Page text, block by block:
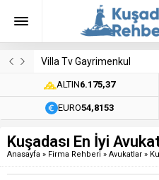
Villa Tv Gayrimenkul
ALTIN6.175,37
EURO54,8153
Kuşadası En İyi
Anasayfa » Firma Rehberi » Avukatlar »